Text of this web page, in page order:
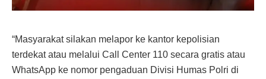
“Masyarakat silakan melapor ke kantor kepolisian
terdekat atau melalui Call Center 110 secara gratis atau
WhatsApp ke nomor pengaduan Divisi Humas Polri di